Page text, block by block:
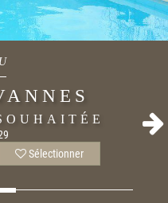
Sélectionner